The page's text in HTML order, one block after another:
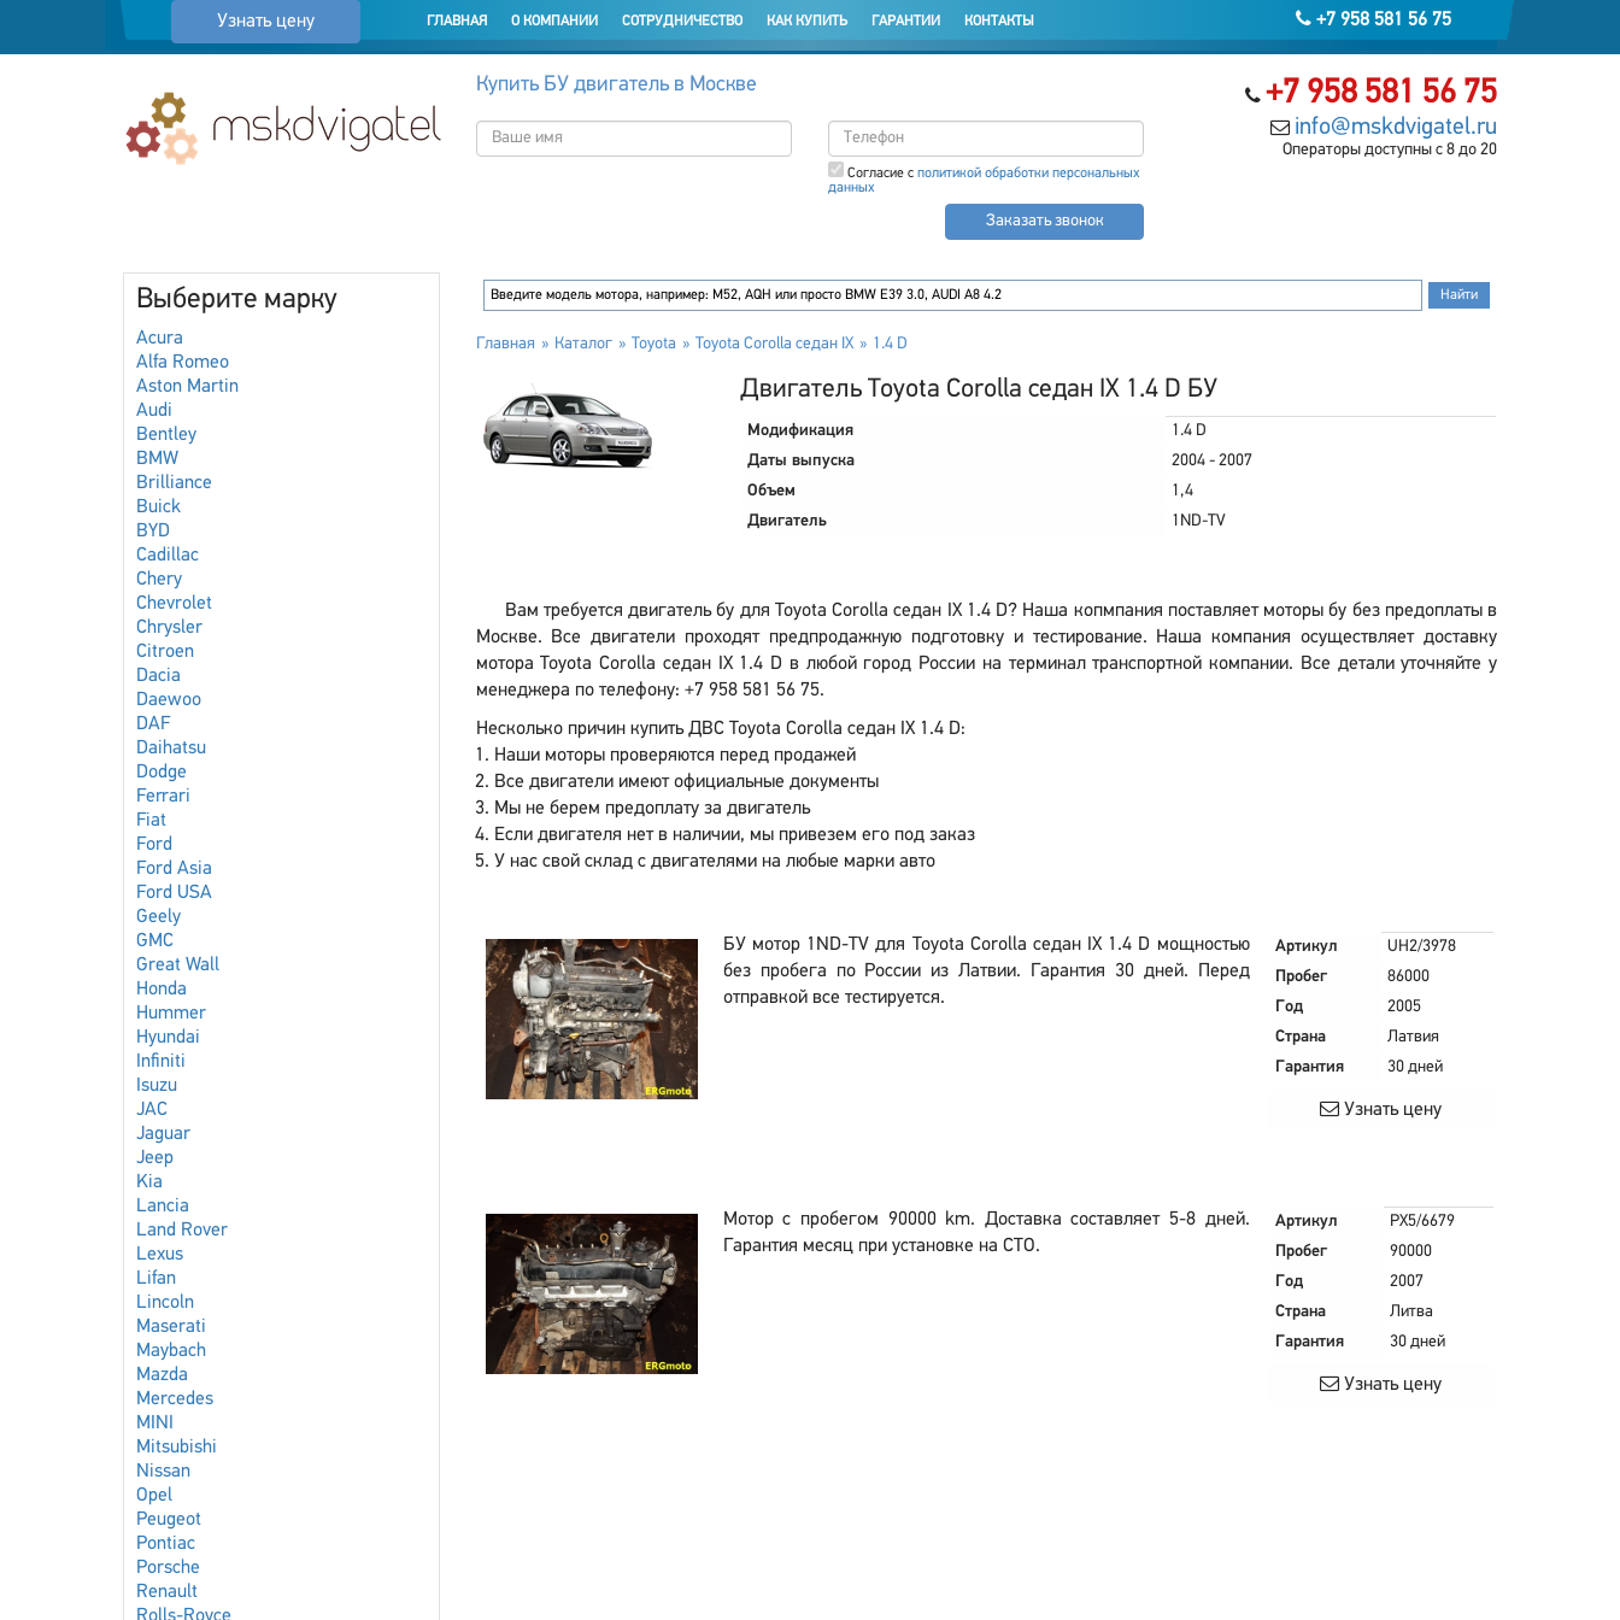
Узнать цену +7 958 581 56 75
ГЛАВНАЯ О КОМПАНИИ СОТРУДНИЧЕСТВО КАК КУПИТЬ ГАРАНТИИ КОНТАКТЫ
+7 958 581 56 75
info@mskdvigatel.ru
Операторы доступны с 8 до 20
Купить БУ двигатель в Москве
Согласие с политикой обработки персональных
данных
Заказать звонок
Выберите марку
Acura
Alfa Romeo
Aston Martin
Audi
Bentley
BMW
Brilliance
Buick
BYD
Cadillac
Chery
Chevrolet
Chrysler
Citroen
Dacia
Daewoo
DAF
Daihatsu
Dodge
Ferrari
Fiat
Ford
Ford Asia
Ford USA
Geely
GMC
Great Wall
Honda
Hummer
Hyundai
Infiniti
Isuzu
JAC
Jaguar
Jeep
Kia
Lancia
Land Rover
Lexus
Lifan
Lincoln
Maserati
Maybach
Mazda
Mercedes
MINI
Mitsubishi
Nissan
Opel
Peugeot
Pontiac
Porsche
Renault
Главная Каталог Toyota Toyota Corolla седан IX 1.4 D
Двигатель Toyota Corolla седан IX 1.4 D БУ
Модификация
1.4 D
Даты выпуска
2004 - 2007
Объем
1,4
Двигатель
1ND-TV
Вам требуется двигатель бу для Toyota Corolla седан IX 1.4 D? Наша копмпания поставляет моторы бу без предоплаты в
Москве. Все двигатели проходят предпродажную подготовку и тестирование. Наша компания осуществляет доставку
мотора Toyota Corolla седан IX 1.4 D в любой город России на терминал транспортной компании. Все детали уточняйте у
менеджера по телефону: +7 958 581 56 75.
Несколько причин купить ДВС Toyota Corolla седан IX 1.4 D:
Наши моторы проверяются перед продажей
Все двигатели имеют официальные документы
Мы не берем предоплату за двигатель
Если двигателя нет в наличии, мы привезем его под заказ
У нас свой склад с двигателями на любые марки авто
БУ мотор 1ND-TV для Toyota Corolla седан IX 1.4 D мощностью
без пробега по России из Латвии. Гарантия 30 дней. Перед
отправкой все тестируется.
Артикул
UH2/3978
Пробег
86000
Год
2005
Страна
Латвия
Гарантия
30 дней
Узнать цену
Мотор с пробегом 90000 km. Доставка составляет 5-8 дней.
Гарантия месяц при установке на СТО.
Артикул
PX5/6679
Пробег
90000
Год
2007
Страна
Литва
Гарантия
30 дней
Узнать цену